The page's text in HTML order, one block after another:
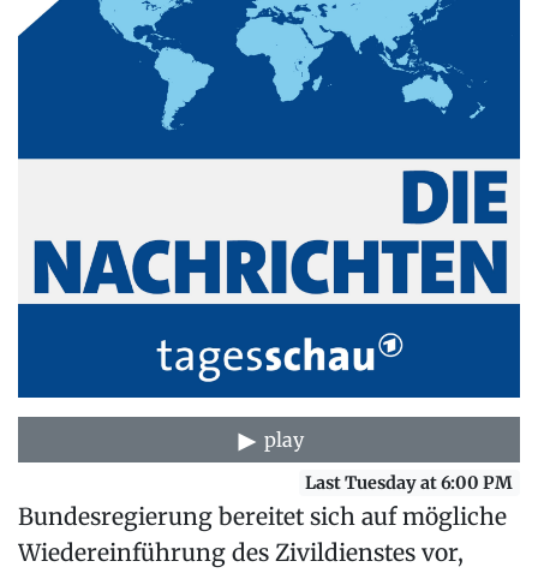
play
Last Tuesday at 6:00 PM
Bundesregierung bereitet sich auf mögliche
Wiedereinführung des Zivildienstes vor,